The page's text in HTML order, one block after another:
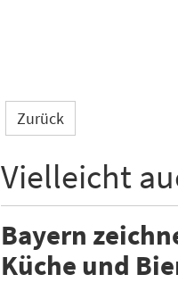
Zurück
Vielleicht
Bayern
Küche und